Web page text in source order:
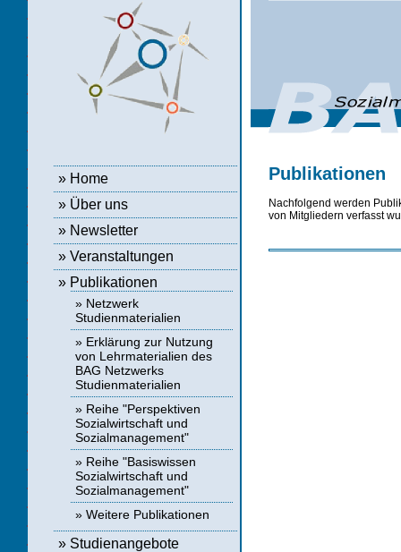
» Home
» Über uns
» Newsletter
» Veranstaltungen
» Publikationen
» Netzwerk
Studienmaterialien
» Erklärung zur Nutzung
von Lehrmaterialien des
BAG Netzwerks
Studienmaterialien
» Reihe "Perspektiven
Sozialwirtschaft und
Sozialmanagement"
» Reihe "Basiswissen
Sozialwirtschaft und
Sozialmanagement"
» Weitere Publikationen
» Studienangebote
Publikationen
Nachfolgend werden
von Mitgliedern verfasst